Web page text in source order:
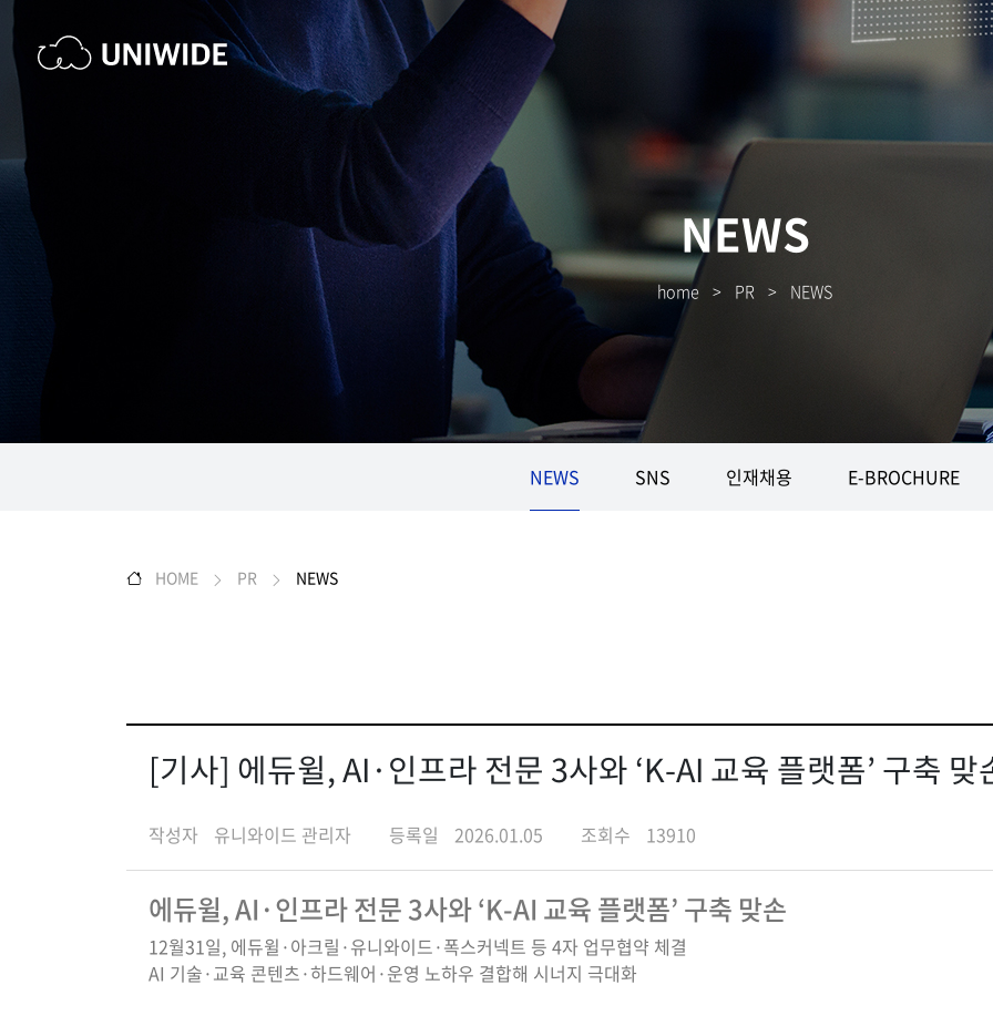
NEWS
home > PR > NEWS
NEWS SNS 인재채용 E-BROCHURE
HOME PR NEWS
[기사] 에듀윌, AI·인프라 전문 3사와 ‘K-AI 교육 플랫폼’ 구축 맞
작성자 유니와이드 관리자 등록일 2026.01.05 조회수 13910
에듀윌, AI·인프라 전문 3사와 ‘K-AI 교육 플랫폼’ 구축 맞손
12월31일, 에듀윌·아크릴·유니와이드·폭스커넥트 등 4자 업무협약 체결
AI 기술·교육 콘텐츠·하드웨어·운영 노하우 결합해 시너지 극대화